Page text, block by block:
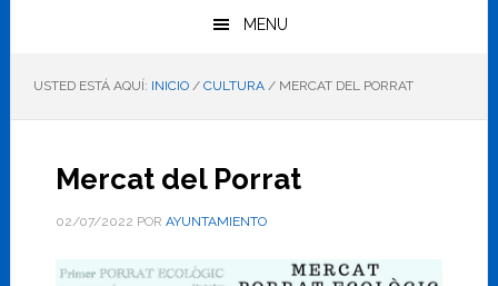
tamaño
letra
MENU
USTED ESTÁ AQUÍ: INICIO / CULTURA /MERCAT DEL PORRAT
Mercat del Porrat
02/07/2022 POR AYUNTAMIENTO